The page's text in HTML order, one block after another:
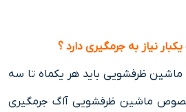
ماشین ظرفشویی باید هر یکماه تا سه
ماشین ظرفشویی آاگ جرمگیری